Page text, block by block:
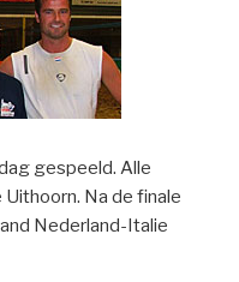
gespeeld. Alle
Na de finale
Nederland-Italie